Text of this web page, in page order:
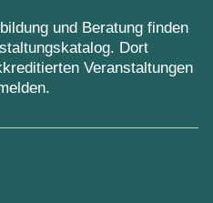
und Beratung finden
Dort
Veranstaltungen